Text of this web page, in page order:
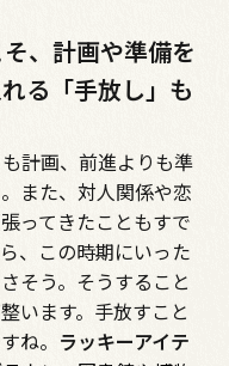
、計画や準備を
る「手放し」も
計画、前進よりも準
また、対人関係や恋
ってきたこともすで
、この時期にいった
そう。そうすること
います。手放すこと
ね。 ラッキーアイテ